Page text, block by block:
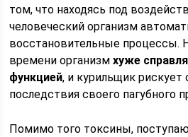
том, что находясь под
человеческий организм
восстановительные процессы.
времени организмхуже
функцией, и курильщик
последствия своего пагубного
Помимо того токсины,